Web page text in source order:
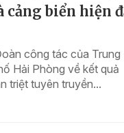
biển hiện
công tác của Trung
Hải Phòng về kết quả
triệt tuyên truyền...